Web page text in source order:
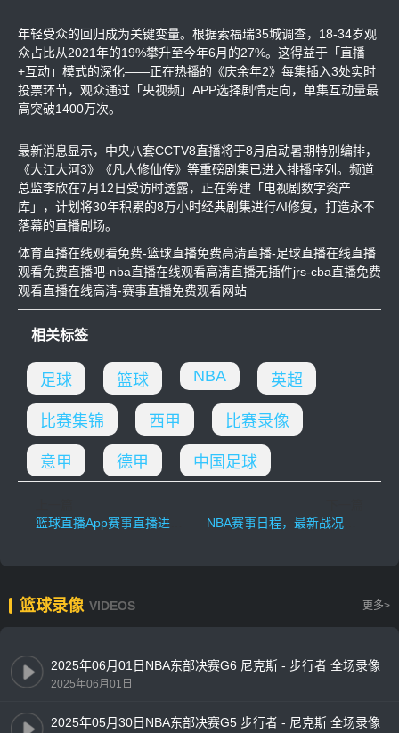
年轻受众的回归成为关键变量。根据索福瑞35城调查，18-34岁观
众占比从2021年的19%攀升至今年6月的27%。这得益于「直播
+互动」模式的深化——正在热播的《庆余年2》每集插入3处实时
投票环节，观众通过「央视频」APP选择剧情走向，单集互动量最
高突破1400万次。
最新消息显示，中央八套CCTV8直播将于8月启动暑期特别编排，
《大江大河3》《凡人修仙传》等重磅剧集已进入排播序列。频道
总监李欣在7月12日受访时透露，正在筹建「电视剧数字资产
库」，计划将30年积累的8万小时经典剧集进行AI修复，打造永不
落幕的直播剧场。
体育直播在线观看免费-篮球直播免费高清直播-足球直播在线直播
观看免费直播吧-nba直播在线观看高清直播无插件jrs-cba直播免费
观看直播在线高清-赛事直播免费观看网站
相关标签
足球 篮球 NBA 英超
比赛集锦 西甲 比赛录像
意甲 德甲 中国足球
篮球直播App赛事直播进入5G时代：多屏互动+AI解说重构观赛体验
NBA赛事日程，最新战况与精彩对决解析
篮球录像 VIDEOS 更多>
2025年06月01日NBA东部决赛G6 尼克斯 - 步行者 全场录像
2025年06月01日
2025年05月30日NBA东部决赛G5 步行者 - 尼克斯 全场录像